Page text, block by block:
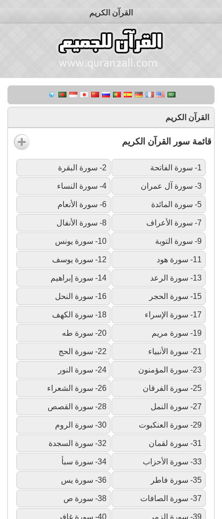
القرآن الكريم
القرآن الكريم
قائمة سور القرآن الكريم
1- سورة الفاتحة 2- سورة البقرة
3- سورة آل عمران 4- سورة النساء
5- سورة المائدة 6- سورة الأنعام
7- سورة الأعراف 8- سورة الأنفال
9- سورة التوبة 10- سورة يونس
11- سورة هود 12- سورة يوسف
13- سورة الرعد 14- سورة إبراهيم
15- سورة الحجر 16- سورة النحل
17- سورة الإسراء 18- سورة الكهف
19- سورة مريم 20- سورة طه
21- سورة الأنبياء 22- سورة الحج
23- سورة المؤمنون 24- سورة النور
25- سورة الفرقان 26- سورة الشعراء
27- سورة النمل 28- سورة القصص
29- سورة العنكبوت 30- سورة الروم
31- سورة لقمان 32- سورة السجدة
33- سورة الأحزاب 34- سورة سبأ
35- سورة فاطر 36- سورة يس
37- سورة الصافات 38- سورة ص
39- سورة الزمر 40- سورة غافر